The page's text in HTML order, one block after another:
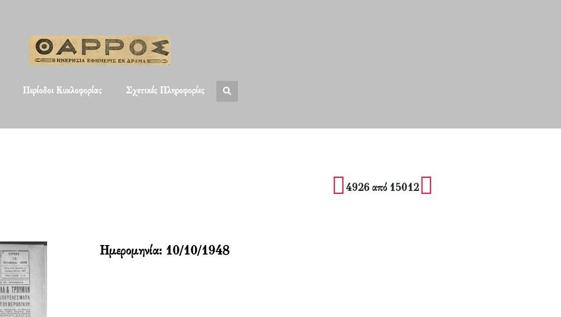
Περίοδοι Κυκλοφορίας Σχετικές Πληροφορίες
4926 από 15012
Ημερομηνία: 10/10/1948